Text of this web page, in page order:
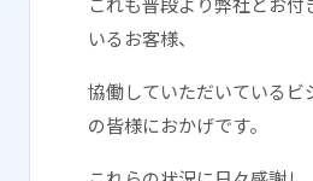
いるお客様、
協働していただいているビ
の皆様におかげです。